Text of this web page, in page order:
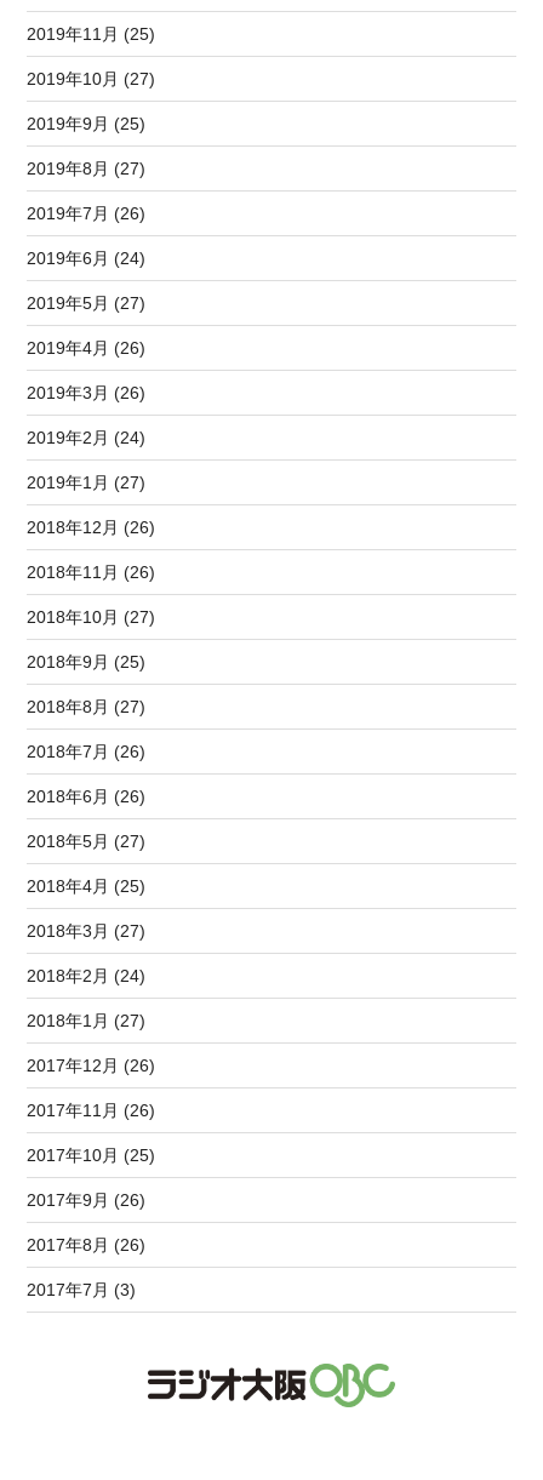
2019年11月 (25)
2019年10月 (27)
2019年9月 (25)
2019年8月 (27)
2019年7月 (26)
2019年6月 (24)
2019年5月 (27)
2019年4月 (26)
2019年3月 (26)
2019年2月 (24)
2019年1月 (27)
2018年12月 (26)
2018年11月 (26)
2018年10月 (27)
2018年9月 (25)
2018年8月 (27)
2018年7月 (26)
2018年6月 (26)
2018年5月 (27)
2018年4月 (25)
2018年3月 (27)
2018年2月 (24)
2018年1月 (27)
2017年12月 (26)
2017年11月 (26)
2017年10月 (25)
2017年9月 (26)
2017年8月 (26)
2017年7月 (3)